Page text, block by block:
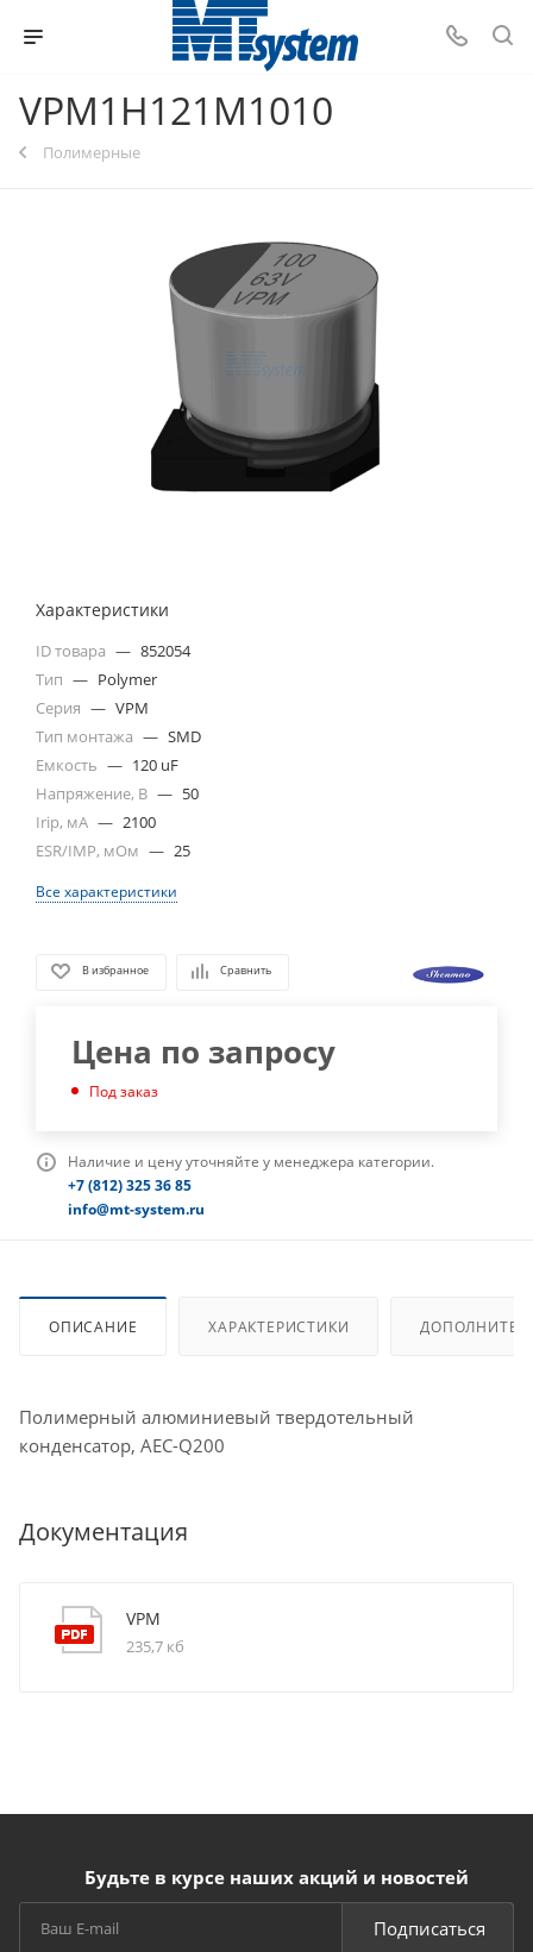
VPM1H121M1010
Полимерные
Характеристики
ID товара — 852054
Тип — Polymer
Серия — VPM
Тип монтажа — SMD
Емкость — 120 uF
Напряжение, В — 50
Irip, мА — 2100
ESR/IMP, мОм — 25
Все характеристики
В избранное Сравнить
Цена по запросу
Под заказ
Наличие и цену уточняйте у менеджера категории.
+7 (812) 325 36 85
info@mt-system.ru
ОПИСАНИЕ ХАРАКТЕРИСТИКИ
Полимерный алюминиевый твердотельный
конденсатор, AEC-Q200
Документация
VPM
235,7 кб
Будьте в курсе наших акций и новостей
Подписаться